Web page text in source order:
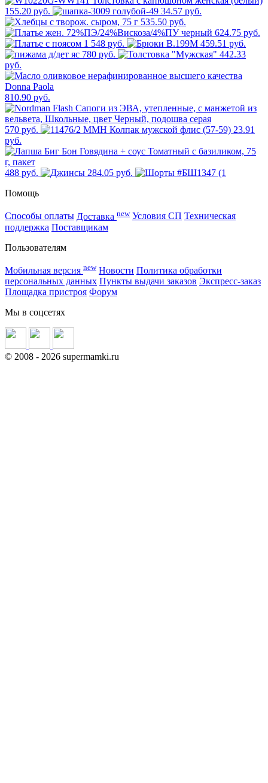
155.20 руб.
34.57 руб.
535.50 руб.
624.75 руб.
1 548 руб.
459.51 руб.
780 руб.
442.33
руб.
810.90 руб.
570 руб.
23.91
руб.
488 руб.
284.05 руб.
Помощь
Способы оплаты Доставка new Условия СП Техническая
поддержка Поставщикам
Пользователям
Мобильная версия new Новости Политика обработки
персональных данных Пункты выдачи заказов Экспресс-заказ
Площадка пристроя Форум
Мы в соцсетях
© 2008 - 2026 supermamki.ru